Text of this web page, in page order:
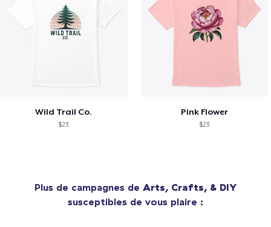
Wild Trail Co.
$23
Pink Flower
$23
Plus de campagnes de Arts, Crafts, & DIY
susceptibles de vous plaire :